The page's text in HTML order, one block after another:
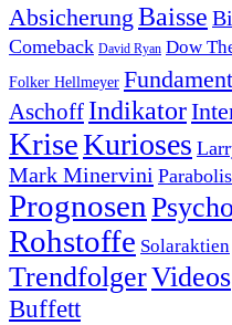
Absicherung Baisse
Comeback David Ryan Dow
Folker Hellmeyer
Aschoff Indikator
KriseKurioses
Mark Minervini
Prognosen
Rohstoffe Solaraktien
TrendfolgerVideos
Buffett